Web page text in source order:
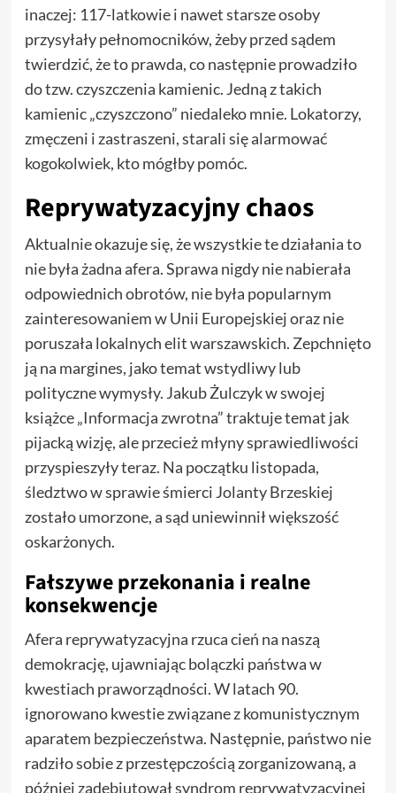
inaczej: 117-latkowie i nawet starsze osoby
przysyłały pełnomocników, żeby przed sądem
twierdzić, że to prawda, co następnie prowadziło
do tzw. czyszczenia kamienic. Jedną z takich
kamienic „czyszczono” niedaleko mnie. Lokatorzy,
zmęczeni i zastraszeni, starali się alarmować
kogokolwiek, kto mógłby pomóc.
Reprywatyzacyjny chaos
Aktualnie okazuje się, że wszystkie te działania to
nie była żadna afera. Sprawa nigdy nie nabierała
odpowiednich obrotów, nie była popularnym
zainteresowaniem w Unii Europejskiej oraz nie
poruszała lokalnych elit warszawskich. Zepchnięto
ją na margines, jako temat wstydliwy lub
polityczne wymysły. Jakub Żulczyk w swojej
książce „Informacja zwrotna” traktuje temat jak
pijacką wizję, ale przecież młyny sprawiedliwości
przyspieszyły teraz. Na początku listopada,
śledztwo w sprawie śmierci Jolanty Brzeskiej
zostało umorzone, a sąd uniewinnił większość
oskarżonych.
Fałszywe przekonania i realne
konsekwencje
Afera reprywatyzacyjna rzuca cień na naszą
demokrację, ujawniając bolączki państwa w
kwestiach praworządności. W latach 90.
ignorowano kwestie związane z komunistycznym
aparatem bezpieczeństwa. Następnie, państwo nie
radziło sobie z przestępczością zorganizowaną, a
później zadebiutował syndrom reprywatyzacyjnej